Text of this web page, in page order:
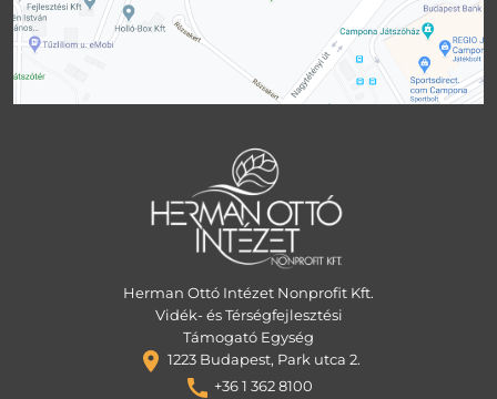
Herman Ottó Intézet Nonprofit Kft.
Vidék- és Térségfejlesztési
Támogató Egység
1223 Budapest, Park utca 2.
+36 1 362 8100